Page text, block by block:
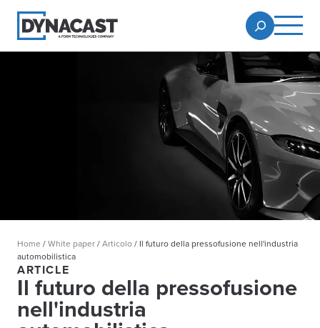
Home /White paper/Articolo/ Il futuro della pressofusione nell'industria
automobilistica
ARTICLE
Il futuro della pressofusione
nell'industria